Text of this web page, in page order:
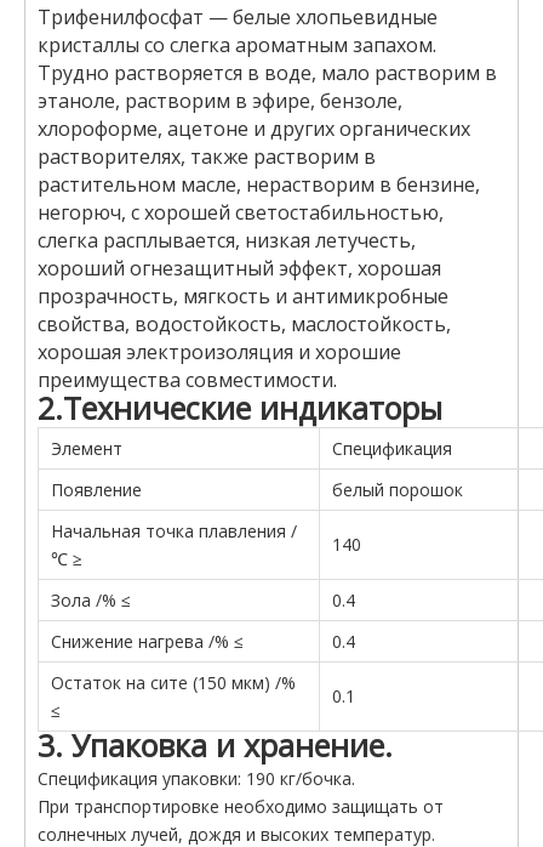
Трифенилфосфат — белые хлопьевидные
кристаллы со слегка ароматным запахом.
Трудно растворяется в воде, мало растворим в
этаноле, растворим в эфире, бензоле,
хлороформе, ацетоне и других органических
растворителях, также растворим в
растительном масле, нерастворим в бензине,
негорюч, с хорошей светостабильностью,
слегка расплывается, низкая летучесть,
хороший огнезащитный эффект, хорошая
прозрачность, мягкость и антимикробные
свойства, водостойкость, маслостойкость,
хорошая электроизоляция и хорошие
преимущества совместимости.
2.Технические индикаторы
Элемент
Спецификация
Появление
белый порошок
Начальная точка плавления /
℃ ≥
140
Зола /% ≤
0.4
Снижение нагрева /% ≤
0.4
Остаток на сите (150 мкм) /%
≤
0.1
3. Упаковка и хранение.
Спецификация упаковки: 190 кг/бочка.
При транспортировке необходимо защищать от
солнечных лучей, дождя и высоких температур.